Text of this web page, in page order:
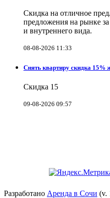
Скидка на отличное
предложения на рынке
и внутреннего вида.
08-08-2026 11:33
Снять квартиру скидка
Скидка 15
09-08-2026 09:57
Разработано Аренда в Сочи (v.